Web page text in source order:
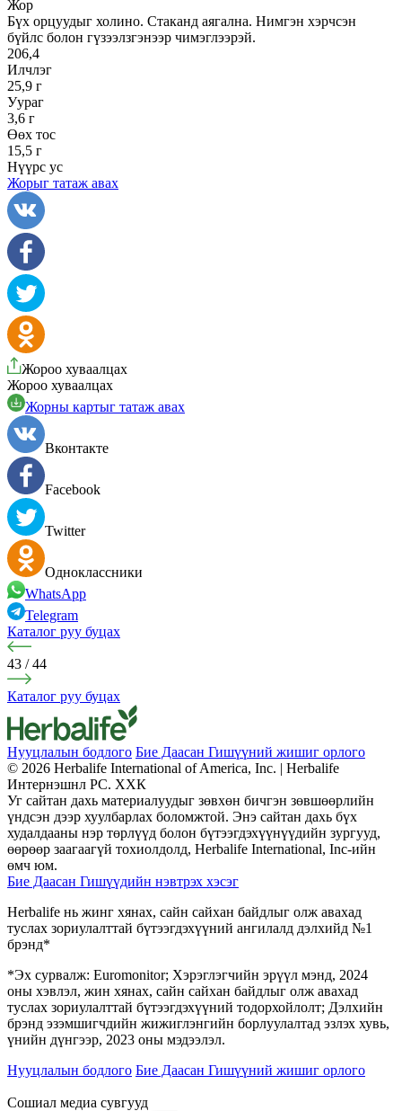
Жор
Бүх орцуудыг холино. Стаканд аягална. Нимгэн хэрчсэн
бүйлс болон гүзээлзгэнээр чимэглээрэй.
206,4
Илчлэг
25,9 г
Уураг
3,6 г
Өөх тос
15,5 г
Нүүрс ус
Жорыг татаж авах
Жороо хуваалцах
Жороо хуваалцах
Жорны картыг татаж авах
Вконтакте
Facebook
Twitter
Одноклассники
WhatsApp
Telegram
Каталог руу буцах
43 /44
Каталог руу буцах
Нууцлалын бодлого Бие Даасан Гишүүний жишиг орлого
© 2026 Herbalife International of America, Inc. | Herbalife
Интернэшнл РС. ХХК
Уг сайтан дахь материалуудыг зөвхөн бичгэн зөвшөөрлийн
үндсэн дээр хуулбарлах боломжтой. Энэ сайтан дахь бүх
худалдааны нэр төрлүүд болон бүтээгдэхүүнүүдийн зургууд,
өөрөөр заагаагүй тохиолдолд, Herbalife International, Inc-ийн
өмч юм.
Бие Даасан Гишүүдийн нэвтрэх хэсэг
Herbalife нь жинг хянах, сайн сайхан байдлыг олж авахад
туслах зориулалттай бүтээгдэхүүний ангилалд дэлхийд №1
брэнд*
*Эх сурвалж: Euromonitor; Хэрэглэгчийн эрүүл мэнд, 2024
оны хэвлэл, жин хянах, сайн сайхан байдлыг олж авахад
туслах зориулалттай бүтээгдэхүүний тодорхойлолт; Дэлхийн
брэнд эзэмшигчдийн жижиглэнгийн борлуулалтад эзлэх хувь,
үнийн дүнгээр, 2023 оны мэдээлэл.
Нууцлалын бодлого Бие Даасан Гишүүний жишиг орлого
Сошиал медиа сувгууд